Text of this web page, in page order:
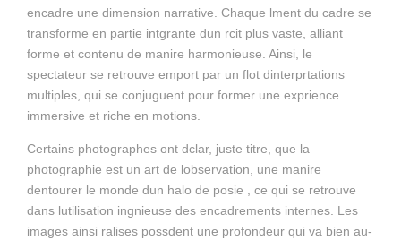
encadre une dimension narrative. Chaque lment du cadre se
transforme en partie intgrante dun rcit plus vaste, alliant
forme et contenu de manire harmonieuse. Ainsi, le
spectateur se retrouve emport par un flot dinterprtations
multiples, qui se conjuguent pour former une exprience
immersive et riche en motions.
Certains photographes ont dclar, juste titre, que la
photographie est un art de lobservation, une manire
dentourer le monde dun halo de posie , ce qui se retrouve
dans lutilisation ingnieuse des encadrements internes. Les
images ainsi ralises possdent une profondeur qui va bien au-